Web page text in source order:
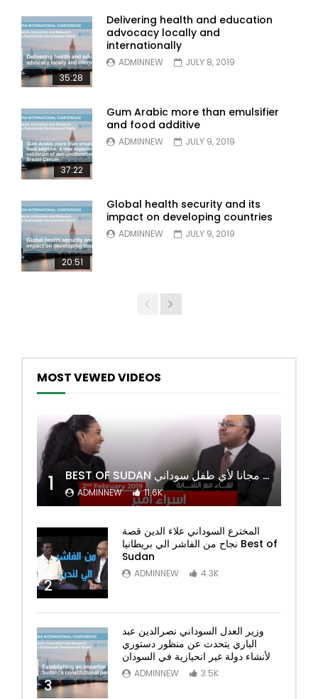
35:28
Delivering health and education
advocacy locally and
internationally
ADMINNEW JULY 8, 2019
37:22
Gum Arabic more than emulsifier
and food additive
ADMINNEW JULY 9, 2019
20:51
Global health security and its
impact on developing countries
ADMINNEW JULY 9, 2019
MOST VEWED VIDEOS
1 BEST OF SUDAN اسراء أمير أشهر شابة سودانية ببريطانيا تحلم بان يكون التعليم مجانا لأي طفل سوداني
ADMINNEW 11.6K
2
المخترع السوداني علاء الدين قصة
نجاح من الفاشر الي بريطانيا Best of
Sudan
ADMINNEW 4.3K
3
وزير العدل السوداني نصرالدين عبد
الباري يتحدث عن منظور دستوري
لأنشاء دولة غير انحيازية في السودان
ADMINNEW 3.5K